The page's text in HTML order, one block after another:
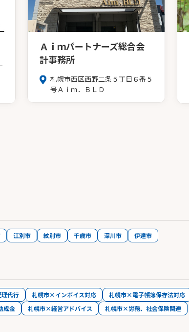
Ａｉｍパートナーズ総合会
計事務所
札幌市西区西野二条５丁目６番５
号Ａｉｍ．ＢＬＤ
江別市 紋別市 千歳市 深川市 伊達市
代行 札幌市×インボイス対応 札幌市×電子帳簿保存法対応
成金 札幌市×経営アドバイス 札幌市×労務、社会保険関連